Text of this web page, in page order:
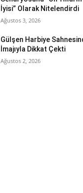
İyisi” Olarak Nitelendirdi
Ağustos 3, 2026
Gülşen Harbiye
İmajıyla Dikkat Çekti
Ağustos 2, 2026